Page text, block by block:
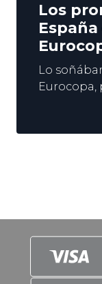
Los
Lo
Eurocopa,
ello. Sin
ha sido.
en el
YoSports